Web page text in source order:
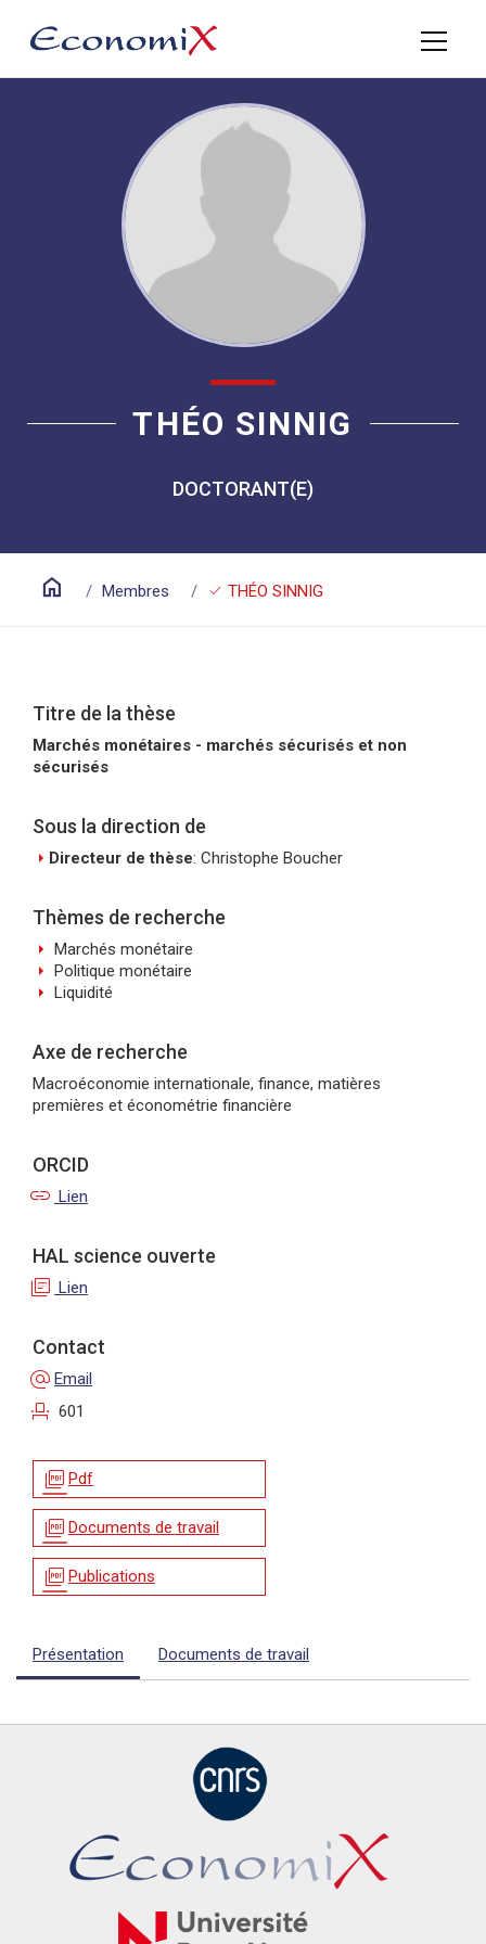
THÉO SINNIG
DOCTORANT(E)
home Membres check THÉO SINNIG
Titre de la thèse
Marchés monétaires - marchés sécurisés et non
sécurisés
Sous la direction de
arrow_rightDirecteur de thèse: Christophe Boucher
Thèmes de recherche
arrow_right Marchés monétaire
arrow_right Politique monétaire
arrow_right Liquidité
Axe de recherche
Macroéconomie internationale, finance, matières
premières et économétrie financière
ORCID
link Lien
HAL science ouverte
library_books Lien
Contact
alternate_email Email
event_seat 601
picture_as_pdf Pdf
picture_as_pdf Documents de travail
picture_as_pdf Publications
Présentation Documents de travail